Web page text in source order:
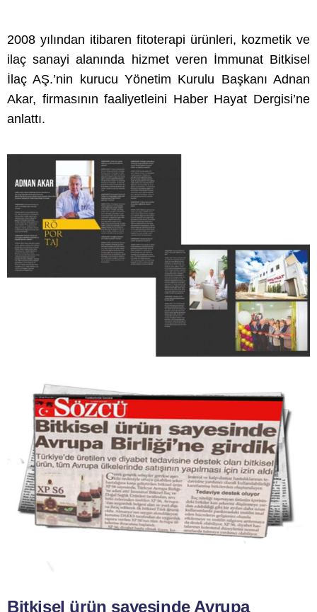
2008 yılından itibaren fitoterapi ürünleri, kozmetik ve
ilaç sanayi alanında hizmet veren İmmunat Bitkisel
İlaç AŞ.’nin kurucu Yönetim Kurulu Başkanı Adnan
Akar, firmasının faaliyetleini Haber Hayat Dergisi’ne
anlattı.
Bitkisel ürün sayesinde Avrupa